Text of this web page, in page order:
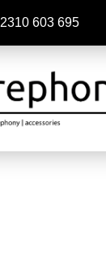
2310 603 695